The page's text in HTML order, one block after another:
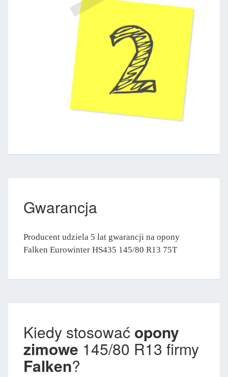
Gwarancja
Producent udziela 5 lat gwarancji na opony
Falken Eurowinter HS435 145/80 R13 75T
Kiedy stosować opony
zimowe 145/80 R13 firmy
Falken?